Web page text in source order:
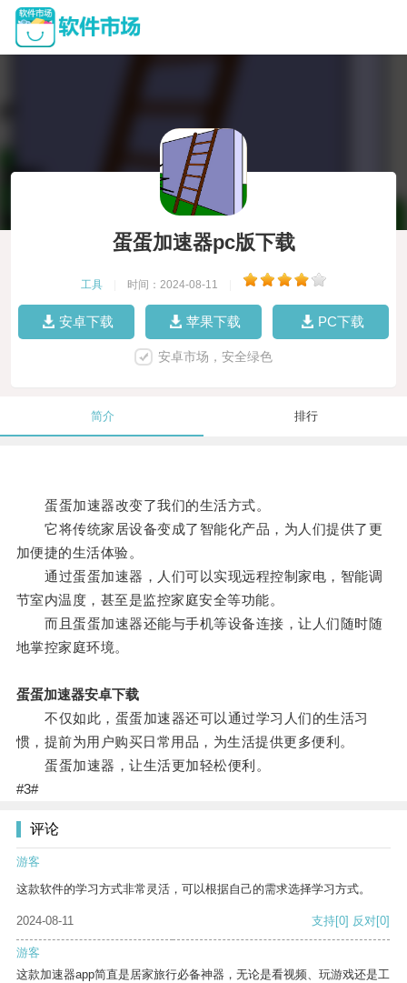
蛋蛋加速器pc版下载
工具 时间：2024-08-11
安卓下载 苹果下载 PC下载
安卓市场，安全绿色
简介 排行
蛋蛋加速器改变了我们的生活方式。
它将传统家居设备变成了智能化产品，为人们提供了更
加便捷的生活体验。
通过蛋蛋加速器，人们可以实现远程控制家电，智能调
节室内温度，甚至是监控家庭安全等功能。
而且蛋蛋加速器还能与手机等设备连接，让人们随时随
地掌控家庭环境。
蛋蛋加速器安卓下载
不仅如此，蛋蛋加速器还可以通过学习人们的生活习
惯，提前为用户购买日常用品，为生活提供更多便利。
蛋蛋加速器，让生活更加轻松便利。
#3#
评论
游客
这款软件的学习方式非常灵活，可以根据自己的需求选择学习方式。
2024-08-11 支持[0] 反对[0]
游客
这款加速器app简直是居家旅行必备神器，无论是看视频、玩游戏还是工